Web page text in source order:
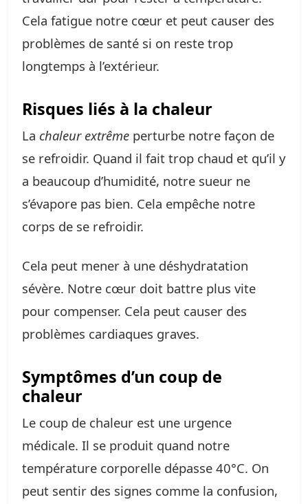
Cela fatigue notre cœur et peut causer des
problèmes de santé si on reste trop
longtemps à l’extérieur.
Risques liés à la chaleur
La chaleur extrême perturbe notre façon de
se refroidir. Quand il fait trop chaud et qu’il y
a beaucoup d’humidité, notre sueur ne
s’évapore pas bien. Cela empêche notre
corps de se refroidir.
Cela peut mener à une déshydratation
sévère. Notre cœur doit battre plus vite
pour compenser. Cela peut causer des
problèmes cardiaques graves.
Symptômes d’un coup de
chaleur
Le coup de chaleur est une urgence
médicale. Il se produit quand notre
température corporelle dépasse 40°C. On
peut sentir des signes comme la confusion,